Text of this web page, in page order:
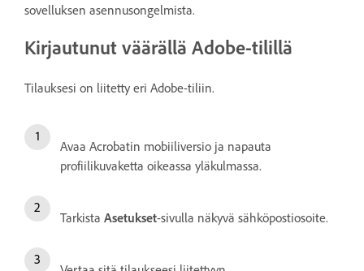
sovelluksen asennusongelmista.
Kirjautunut väärällä Adobe-tilillä
Tilauksesi on liitetty eri Adobe-tiliin.
Avaa Acrobatin mobiiliversio ja napauta
profiilikuvaketta oikeassa yläkulmassa.
Tarkista Asetukset-sivulla näkyvä sähköpostiosoite.